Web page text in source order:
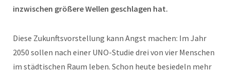
inzwischen größere Wellen geschlagen hat.
Diese Zukunftsvorstellung kann Angst machen: Im Jahr
2050 sollen nach einer UNO-Studie drei von vier Menschen
im städtischen Raum leben. Schon heute besiedeln mehr